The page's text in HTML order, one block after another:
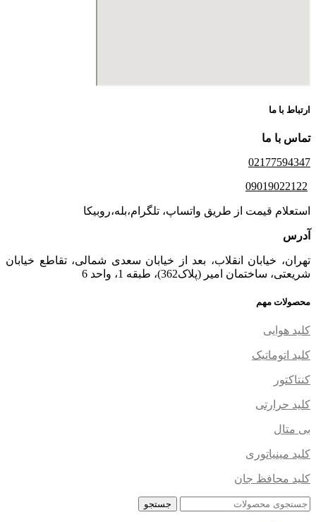
ارتباط با ما
تماس با ما
02177594347
09019022122
استعلام قیمت از طریق واتساپ، تلگرام،بله،روبیکا
آدرس
تهران، خیابان انقلاب، بعد از خیابان سعدی شمالی، تقاطع خیابان
شریعتی، ساختمان امیر (پلاک362)، طبقه 1، واحد 6
محصولات مهم
کلید هوایی
کلید اتوماتیک
کنتاکتور
کلید حرارتی
بی متال
کلید مینیاتوری
کلید محافظ جان
جستجو